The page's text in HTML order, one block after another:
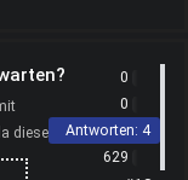
diese nicht
0
0
Antworten: 4
629